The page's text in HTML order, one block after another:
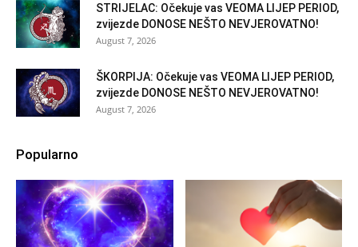
STRIJELAC: Očekuje vas VEOMA LIJEP PERIOD,
zvijezde DONOSE NEŠTO NEVJEROVATNO!
August 7, 2026
ŠKORPIJA: Očekuje vas VEOMA LIJEP PERIOD,
zvijezde DONOSE NEŠTO NEVJEROVATNO!
August 7, 2026
Popularno